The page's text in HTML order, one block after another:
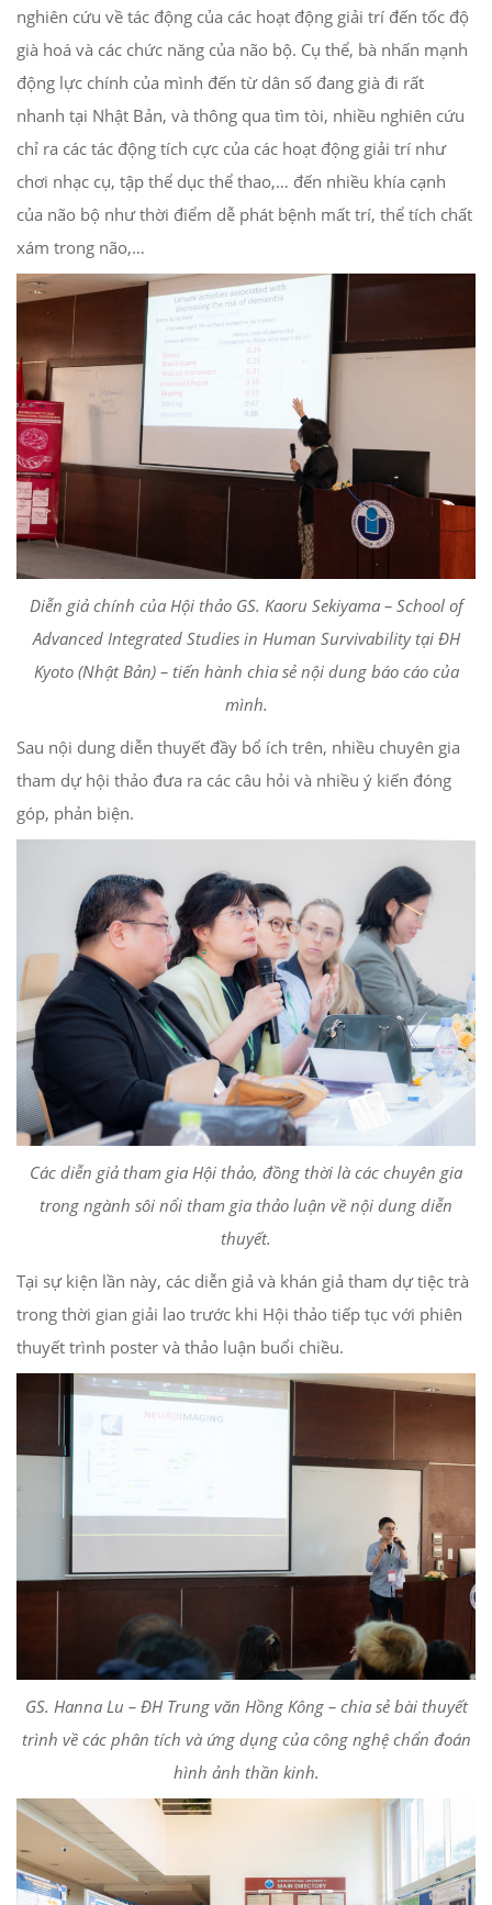
nghiên cứu về tác động của các hoạt động giải trí đến tốc độ
già hoá và các chức năng của não bộ. Cụ thể, bà nhấn mạnh
động lực chính của mình đến từ dân số đang già đi rất
nhanh tại Nhật Bản, và thông qua tìm tòi, nhiều nghiên cứu
chỉ ra các tác động tích cực của các hoạt động giải trí như
chơi nhạc cụ, tập thể dục thể thao,… đến nhiều khía cạnh
của não bộ như thời điểm dễ phát bệnh mất trí, thể tích chất
xám trong não,…
Diễn giả chính của Hội thảo GS. Kaoru Sekiyama – School of
Advanced Integrated Studies in Human Survivability tại ĐH
Kyoto (Nhật Bản) – tiến hành chia sẻ nội dung báo cáo của
mình.
Sau nội dung diễn thuyết đầy bổ ích trên, nhiều chuyên gia
tham dự hội thảo đưa ra các câu hỏi và nhiều ý kiến đóng
góp, phản biện.
Các diễn giả tham gia Hội thảo, đồng thời là các chuyên gia
trong ngành sôi nổi tham gia thảo luận về nội dung diễn
thuyết.
Tại sự kiện lần này, các diễn giả và khán giả tham dự tiệc trà
trong thời gian giải lao trước khi Hội thảo tiếp tục với phiên
thuyết trình poster và thảo luận buổi chiều.
GS. Hanna Lu – ĐH Trung văn Hồng Kông – chia sẻ bài thuyết
trình về các phân tích và ứng dụng của công nghệ chẩn đoán
hình ảnh thần kinh.